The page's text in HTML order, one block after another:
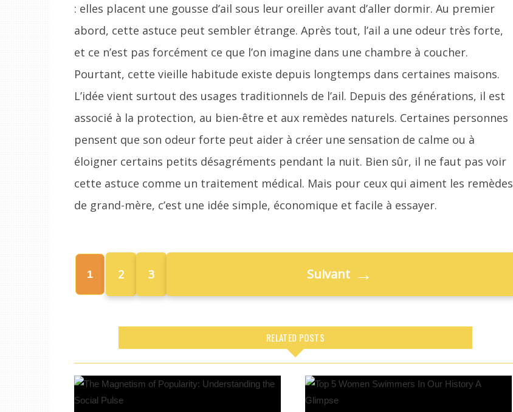
: elles placent une gousse d’ail sous leur oreiller avant d’aller dormir. Au premier
abord, cette astuce peut sembler étrange. Après tout, l’ail a une odeur très forte,
et ce n’est pas forcément ce que l’on imagine dans une chambre à coucher.
Pourtant, cette vieille habitude existe depuis longtemps dans certaines maisons.
L’idée vient surtout des usages traditionnels de l’ail. Depuis des générations, il est
associé à la protection, au bien-être et aux remèdes naturels. Certaines personnes
pensent que son odeur forte peut aider à créer une sensation de calme ou à
éloigner certains petits désagréments pendant la nuit. Bien sûr, il ne faut pas voir
cette astuce comme un traitement médical. Mais pour ceux qui aiment les remèdes
de grand-mère, c’est une idée simple, économique et facile à essayer.
1 2 3 Suivant →
RELATED POSTS